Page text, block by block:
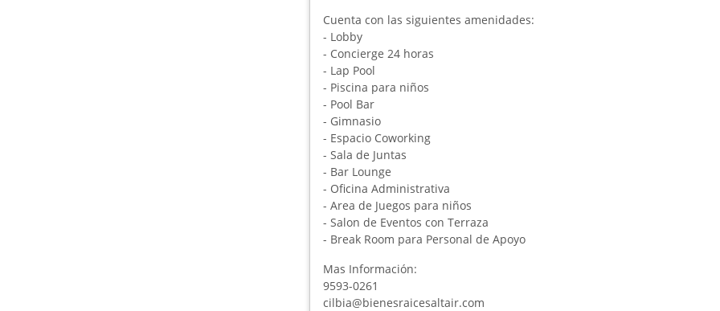
Cuenta con las siguientes amenidades:
- Lobby
- Concierge 24 horas
- Lap Pool
- Piscina para niños
- Pool Bar
- Gimnasio
- Espacio Coworking
- Sala de Juntas
- Bar Lounge
- Oficina Administrativa
- Area de Juegos para niños
- Salon de Eventos con Terraza
- Break Room para Personal de Apoyo
Mas Información:
9593-0261
cilbia@bienesraicesaltair.com